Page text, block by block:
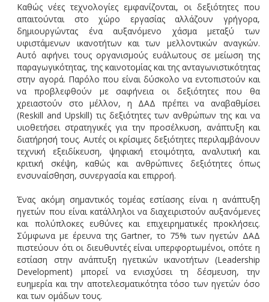
Καθώς νέες τεχνολογίες εμφανίζονται, οι δεξιότητες που
απαιτούνται στο χώρο εργασίας αλλάζουν γρήγορα,
δημιουργώντας ένα αυξανόμενο χάσμα μεταξύ των
υφιστάμενων ικανοτήτων και των μελλοντικών αναγκών.
Αυτό αφήνει τους οργανισμούς ευάλωτους σε μείωση της
παραγωγικότητας, της καινοτομίας και της ανταγωνιστικότητας
στην αγορά. Παρόλο που είναι δύσκολο να εντοπιστούν και
να προβλεφθούν με σαφήνεια οι δεξιότητες που θα
χρειαστούν στο μέλλον, η ΔΑΔ πρέπει να αναβαθμίσει
(Reskill and Upskill) τις δεξιότητες των ανθρώπων της και να
υιοθετήσει στρατηγικές για την προσέλκυση, ανάπτυξη και
διατήρησή τους. Αυτές οι κρίσιμες δεξιότητες περιλαμβάνουν
τεχνική εξειδίκευση, ψηφιακή ετοιμότητα, αναλυτική και
κριτική σκέψη, καθώς και ανθρώπινες δεξιότητες όπως
ενσυναίσθηση, συνεργασία και επιρροή.
Ένας ακόμη σημαντικός τομέας εστίασης είναι η ανάπτυξη
ηγετών που είναι κατάλληλοι να διαχειριστούν αυξανόμενες
και πολύπλοκες ευθύνες και επιχειρηματικές προκλήσεις.
Σύμφωνα με έρευνα της Gartner, το 75% των ηγετών ΔΑΔ
πιστεύουν ότι οι διευθυντές είναι υπερφορτωμένοι, οπότε η
εστίαση στην ανάπτυξη ηγετικών ικανοτήτων (Leadership
Development) μπορεί να ενισχύσει τη δέσμευση, την
ευημερία και την αποτελεσματικότητα τόσο των ηγετών όσο
και των ομάδων τους.